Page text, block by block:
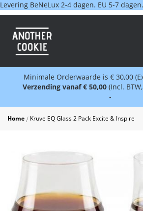
Levering BeNeLux 2-4 dagen. EU 5-7 dagen.
Minimale Orderwaarde is € 30,00
Verzending vanaf € 50,00 (Incl.
-
Home Kruve EQ Glass 2 Pack Excite & Inspire
images
gallery